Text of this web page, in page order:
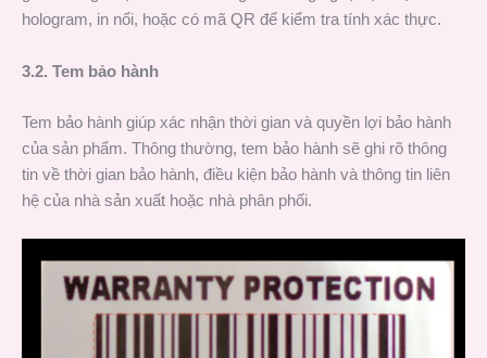
hologram, in nổi, hoặc có mã QR để kiểm tra tính xác thực.
3.2. Tem bảo hành
Tem bảo hành giúp xác nhận thời gian và quyền lợi bảo hành
của sản phẩm. Thông thường, tem bảo hành sẽ ghi rõ thông
tin về thời gian bảo hành, điều kiện bảo hành và thông tin liên
hệ của nhà sản xuất hoặc nhà phân phối.